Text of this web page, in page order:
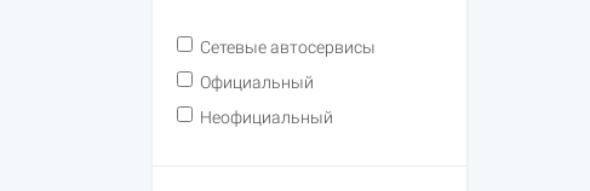
Сетевые автосервисы
Официальный
Неофициальный